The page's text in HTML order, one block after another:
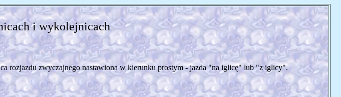
i wykolejnicach
rozjazdu zwyczajnego nastawiona w kierunku prostym - jazda "na iglicę" lub "z iglicy".